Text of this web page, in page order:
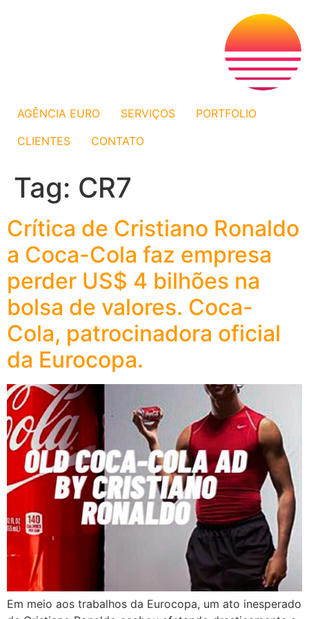
AGÊNCIA EURO SERVIÇOS
PORTFOLIO
CLIENTES
CONTATO
Tag: CR7
Crítica de Cristiano Ronaldo
a Coca-Cola faz empresa
perder US$ 4 bilhões na
bolsa de valores. Coca-
Cola, patrocinadora oficial
da Eurocopa.
Em meio aos trabalhos da Eurocopa, um ato inesperado